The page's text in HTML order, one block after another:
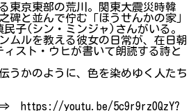
東京東部の荒川。関東大震災時韓
碑と並んで佇む「ほうせんかの家」
民子(シン・ミンジャ)さんがいる。
ムルを教える彼女の日常が、在日朝
スト・ウヒが書いて朗読する詩と
うかのように、色を染めゆく人たち
https://youtu.be/5c9r9rz0QzY?